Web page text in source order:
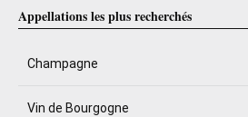
Appellations les plus recherchés
Champagne
Vin de Bourgogne